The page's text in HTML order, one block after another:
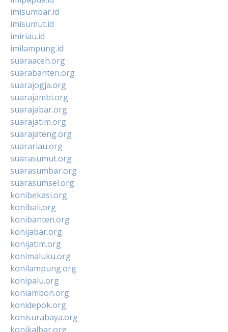
imisumbar.id
imisumut.id
imiriau.id
imilampung.id
suaraaceh.org
suarabanten.org
suarajogja.org
suarajambi.org
suarajabar.org
suarajatim.org
suarajateng.org
suarariau.org
suarasumut.org
suarasumbar.org
suarasumsel.org
konibekasi.org
konibali.org
konibanten.org
konijabar.org
konijatim.org
konimaluku.org
konilampung.org
konipalu.org
koniambon.org
konidepok.org
konisurabaya.org
konikalbar.org